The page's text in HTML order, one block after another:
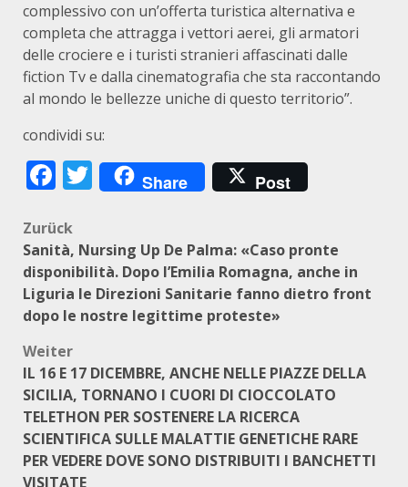
complessivo con un’offerta turistica alternativa e
completa che attragga i vettori aerei, gli armatori
delle crociere e i turisti stranieri affascinati dalle
fiction Tv e dalla cinematografia che sta raccontando
al mondo le bellezze uniche di questo territorio”.
condividi su:
Facebook
Twitter
Share Post
Beitragsnavigation
Zurück
Sanità, Nursing Up De Palma: «Caso pronte
disponibilità. Dopo l’Emilia Romagna, anche in
Liguria le Direzioni Sanitarie fanno dietro front
dopo le nostre legittime proteste»
Weiter
IL 16 E 17 DICEMBRE, ANCHE NELLE PIAZZE DELLA
SICILIA, TORNANO I CUORI DI CIOCCOLATO
TELETHON PER SOSTENERE LA RICERCA
SCIENTIFICA SULLE MALATTIE GENETICHE RARE
PER VEDERE DOVE SONO DISTRIBUITI I BANCHETTI
VISITATE